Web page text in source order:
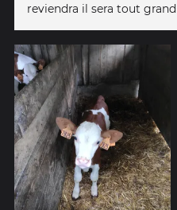
reviendra il sera tout grand